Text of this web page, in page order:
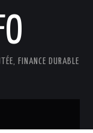
FINANCE DURABLE